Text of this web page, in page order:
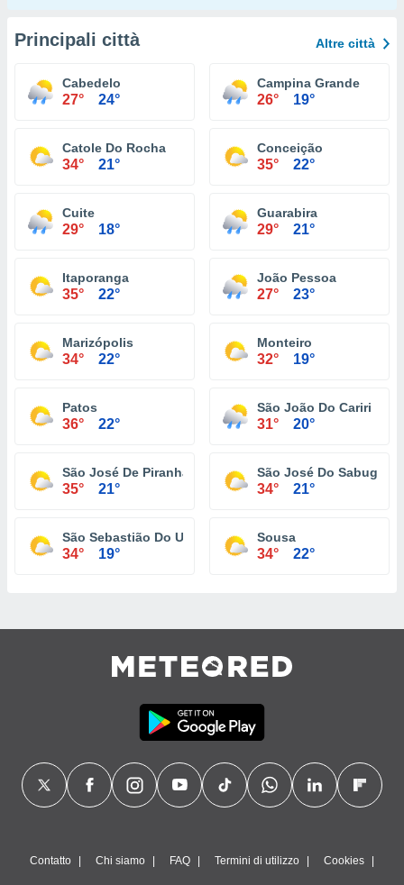
Principali città Altre città
Cabedelo
27° 24°
Campina Grande
26° 19°
Catole Do Rocha
34° 21°
Conceição
35° 22°
Cuite
29° 18°
Guarabira
29° 21°
Itaporanga
35° 22°
João Pessoa
27° 23°
Marizópolis
34° 22°
Monteiro
32° 19°
Patos
36° 22°
São João Do Cariri
31° 20°
São José De Piranhas
35° 21°
São José Do Sabugi
34° 21°
São Sebastião Do Umbuzeiro
34° 19°
Sousa
34° 22°
Contatto Chi siamo FAQ Termini di utilizzo Cookies